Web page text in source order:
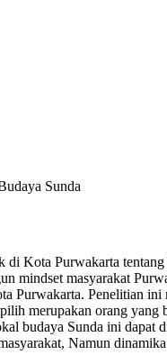
Sunda
Kota Purwakarta
mindset masyarakat
Purwakarta. Penelitian
merupakan orang
budaya Sunda ini
Namun